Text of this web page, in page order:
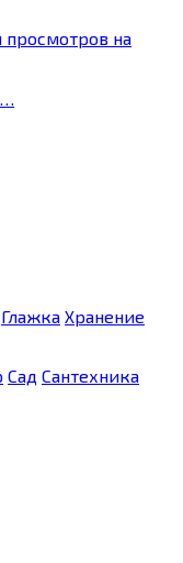
на
Глажка Хранение
Сад Сантехника